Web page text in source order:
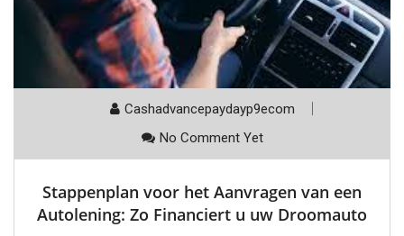
Cashadvancepaydayp9ecom
No Comment Yet
Stappenplan voor het Aanvragen van een
Autolening: Zo Financiert u uw Droomauto